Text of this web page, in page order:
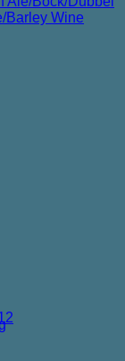
Barley Wine